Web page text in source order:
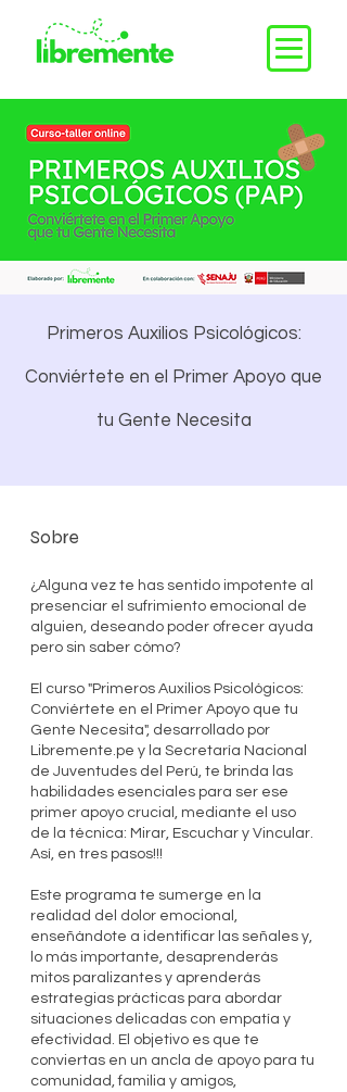
Primeros Auxilios Psicológicos:
Conviértete en el Primer Apoyo que
tu Gente Necesita
Sobre
¿Alguna vez te has sentido impotente al
presenciar el sufrimiento emocional de
alguien, deseando poder ofrecer ayuda
pero sin saber cómo?
El curso "Primeros Auxilios Psicológicos:
Conviértete en el Primer Apoyo que tu
Gente Necesita", desarrollado por
Libremente.pe y la Secretaría Nacional
de Juventudes del Perú, te brinda las
habilidades esenciales para ser ese
primer apoyo crucial, mediante el uso
de la técnica: Mirar, Escuchar y Vincular.
Así, en tres pasos!!!
Este programa te sumerge en la
realidad del dolor emocional,
enseñándote a identificar las señales y,
lo más importante, desaprenderás
mitos paralizantes y aprenderás
estrategias prácticas para abordar
situaciones delicadas con empatía y
efectividad. El objetivo es que te
conviertas en un ancla de apoyo para tu
comunidad, familia y amigos,